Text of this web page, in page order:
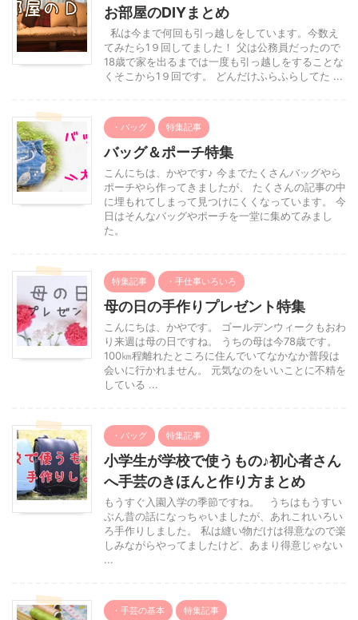
お部屋のDIYまとめ
私は今まで何回も引っ越しをしています。今数え
てみたら1９回してました！ 父は公務員だったので
18歳で家を出るまでは一度も引っ越しをすることな
くそこから1９回です。 どんだけふらふらしてた ...
・バッグ 特集記事
バッグ＆ポーチ特集
こんにちは、かやです♪ 今までたくさんバッグやら
ポーチやら作ってきましたが、 たくさんの記事の中
に埋もれてしまって見つけにくくなっています。 今
日はそんなバッグやポーチを一堂に集めてみまし
た。
特集記事 ・手仕事いろいろ
母の日の手作りプレゼント特集
こんにちは、かやです。 ゴールデンウィークもおわ
り来週は母の日ですね。 うちの母は今78歳です。
100㎞程離れたところに住んでいてなかなか普段は
会いに行かれません。 元気なのをいいことに不精を
している ...
・バッグ 特集記事
小学生が学校で使うもの♪初心者さん
へ手芸のきほんと作り方まとめ
もうすぐ入園入学の季節ですね。 うちはもうすい
ぶん昔の話になっちゃいましたが、あれこれいろい
ろ手作りしました。 私は縫い物だけは得意なので楽
しみながらやってましたけど、あまり得意じゃない
...
・手芸の基本 特集記事